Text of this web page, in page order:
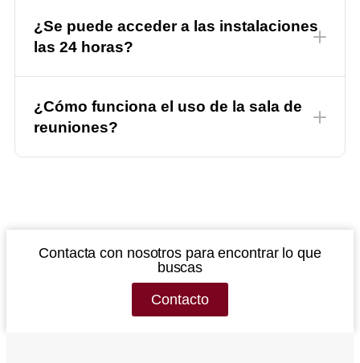
¿Se puede acceder a las instalaciones
las 24 horas?
¿Cómo funciona el uso de la sala de
reuniones?
Contacta con nosotros para encontrar lo que
buscas
Contacto